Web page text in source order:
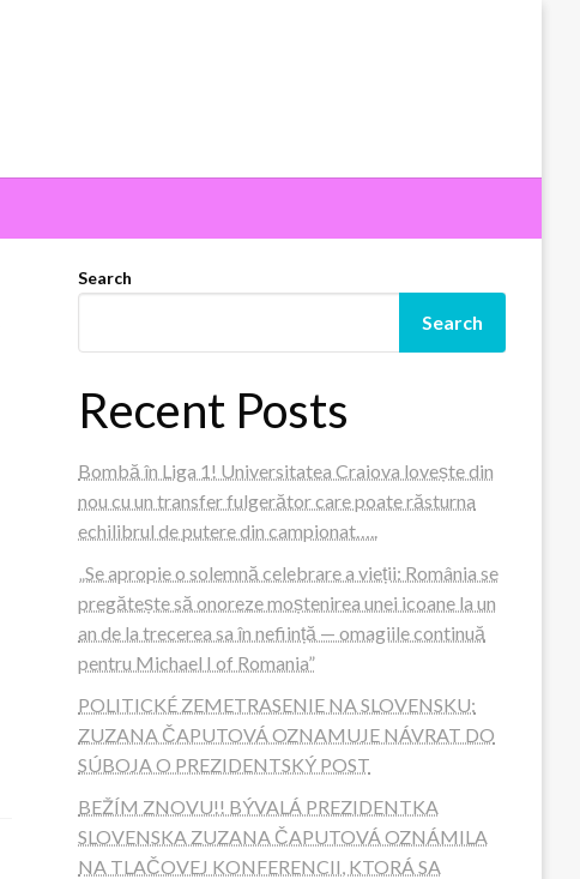
Search
Search
Recent Posts
Bombă în Liga 1! Universitatea Craiova lovește din
nou cu un transfer fulgerător care poate răsturna
echilibrul de putere din campionat…..
„Se apropie o solemnă celebrare a vieții: România se
pregătește să onoreze moștenirea unei icoane la un
an de la trecerea sa în neființă — omagiile continuă
pentru Michael I of Romania”
POLITICKÉ ZEMETRASENIE NA SLOVENSKU:
ZUZANA ČAPUTOVÁ OZNAMUJE NÁVRAT DO
SÚBOJA O PREZIDENTSKÝ POST
BEŽÍM ZNOVU!! BÝVALÁ PREZIDENTKA
SLOVENSKA ZUZANA ČAPUTOVÁ OZNÁMILA
NA TLAČOVEJ KONFERENCII, KTORÁ SA